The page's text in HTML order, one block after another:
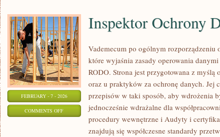
FEBRUARY - 7 - 2026
COMMENTS OFFON
INSPEKTOR
Inspektor Ochrony
Vademecum po ogólnym rozporządzeniu
które wyjaśnia zasady operowania
RODO. Strona jest przygotowana z
oraz u praktyków za ochronę danych. Jej
przepisów w taki sposób, aby wdrożenia
jednocześnie wdrażalne dla
procedury wewnętrzne i Audyty i
znajdują się współczesne standardy